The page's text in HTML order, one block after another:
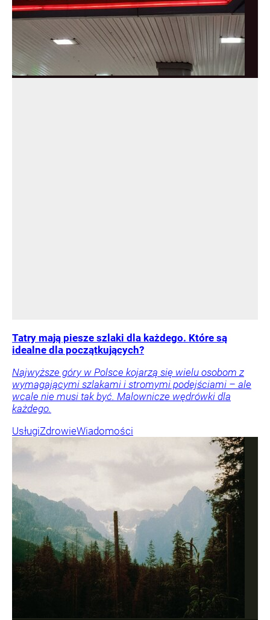
Tatry mają piesze szlaki dla każdego. Które są
idealne dla początkujących?
Najwyższe góry w Polsce kojarzą się wielu osobom z
wymagającymi szlakami i stromymi podejściami – ale
wcale nie musi tak być. Malownicze wędrówki dla
każdego.
UsługiZdrowieWiadomości